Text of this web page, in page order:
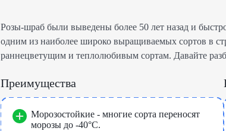
Розы-шраб были выведены более 50 лет назад и
одним из наиболее широко выращиваемых сортов в
раннецветущим и теплолюбивым сортам. Давайте
Преимущества
Морозостойкие - многие сорта переносят
морозы до -40°C.